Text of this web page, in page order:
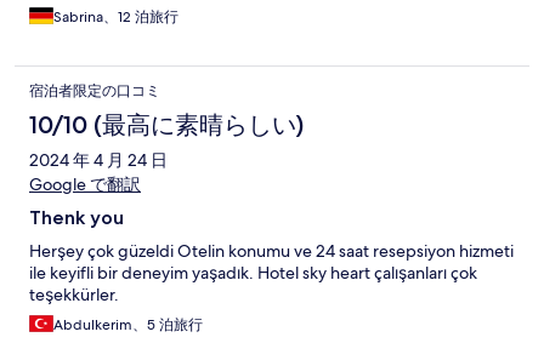
Sabrina、12 泊旅行
宿泊者限定の口コミ
10/10 (最高に素晴らしい)
2024 年 4 月 24 日
Google で翻訳
Thenk you
Herşey çok güzeldi Otelin konumu ve 24 saat resepsiyon hizmeti
ile keyifli bir deneyim yaşadık. Hotel sky heart çalışanları çok
teşekkürler.
Abdulkerim、5 泊旅行